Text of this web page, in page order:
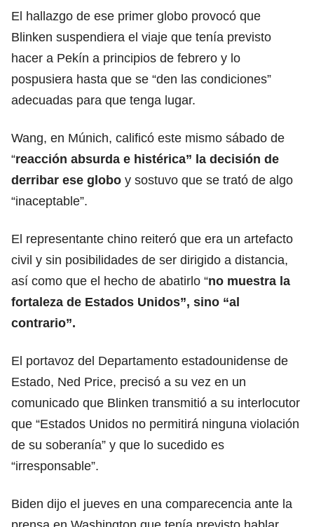
El hallazgo de ese primer globo provocó que
Blinken suspendiera el viaje que tenía previsto
hacer a Pekín a principios de febrero y lo
pospusiera hasta que se “den las condiciones”
adecuadas para que tenga lugar.
Wang, en Múnich, calificó este mismo sábado de
“reacción absurda e histérica” la decisión de
derribar ese globo y sostuvo que se trató de algo
“inaceptable”.
El representante chino reiteró que era un artefacto
civil y sin posibilidades de ser dirigido a distancia,
así como que el hecho de abatirlo “no muestra la
fortaleza de Estados Unidos”, sino “al
contrario”.
El portavoz del Departamento estadounidense de
Estado, Ned Price, precisó a su vez en un
comunicado que Blinken transmitió a su interlocutor
que “Estados Unidos no permitirá ninguna violación
de su soberanía” y que lo sucedido es
“irresponsable”.
Biden dijo el jueves en una comparecencia ante la